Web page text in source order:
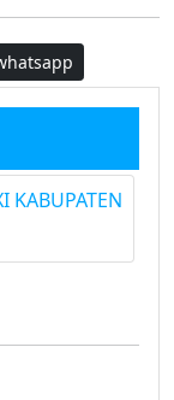
KABUPATEN